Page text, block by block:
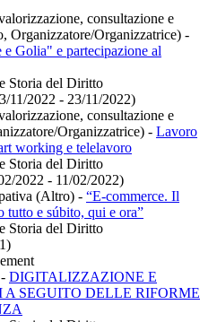
consultazione e
Organizzatore/Organizzatrice) -
Golia" e partecipazione al
Storia del Diritto
11/2022 - 23/11/2022)
consultazione e
Organizzatrice) - Lavoro
working e telelavoro
Storia del Diritto
2022 - 11/02/2022)
(Altro) - “E-commerce. Il
tutto e súbito, qui e ora”
Storia del Diritto
- DIGITALIZZAZIONE E
SEGUITO DELLE RIFORME